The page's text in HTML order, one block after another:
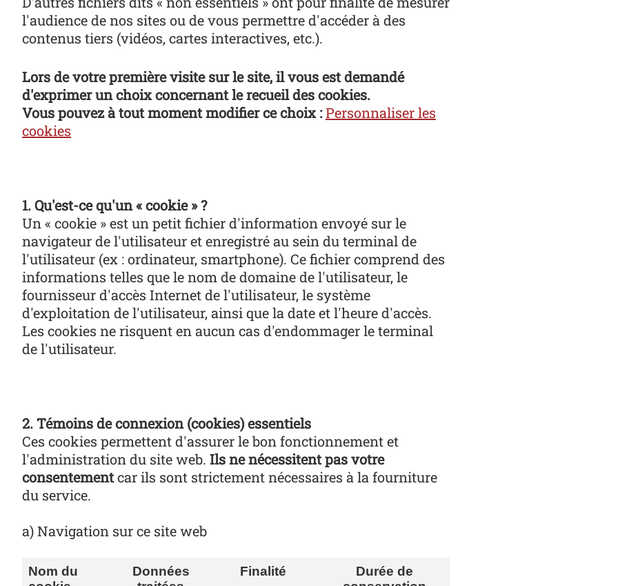
l'audience de nos sites ou de vous permettre d'accéder à des
contenus tiers (vidéos, cartes interactives, etc.).
Lors de votre première visite sur le site, il vous est demandé
d'exprimer un choix concernant le recueil des cookies.
Vous pouvez à tout moment modifier ce choix :Personnaliser les
cookies
1. Qu'est-ce qu'un « cookie » ?
Un « cookie » est un petit fichier d'information envoyé sur le
navigateur de l'utilisateur et enregistré au sein du terminal de
l'utilisateur (ex : ordinateur, smartphone). Ce fichier comprend des
informations telles que le nom de domaine de l'utilisateur, le
fournisseur d'accès Internet de l'utilisateur, le système
d'exploitation de l'utilisateur, ainsi que la date et l'heure d'accès.
Les cookies ne risquent en aucun cas d'endommager le terminal
de l'utilisateur.
2. Témoins de connexion (cookies) essentiels
Ces cookies permettent d'assurer le bon fonctionnement et
l'administration du site web. Ils ne nécessitent pas votre
consentementcar ils sont strictement nécessaires à la fourniture
du service.
a) Navigation sur ce site web
Nom du
Données
Finalité
Durée de